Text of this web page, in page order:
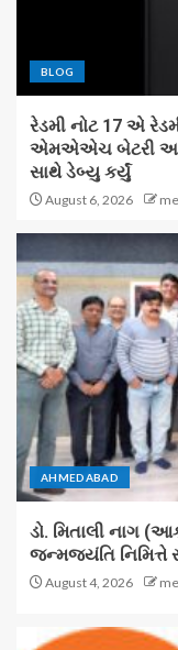
BLOG
રેડમી નોટ 17 એ
એમએએચ બેટરી અને
સાથે ડેબ્યુ કર્યું
August 6, 2026
AHMEDABAD
ડો. મિતાલી નાગ
જન્મજયંતિ નિમિત્તે
August 4, 2026